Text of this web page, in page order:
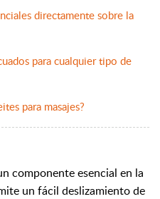
directamente sobre la
para cualquier tipo de
para masajes?
componente esencial en la
un fácil deslizamiento de